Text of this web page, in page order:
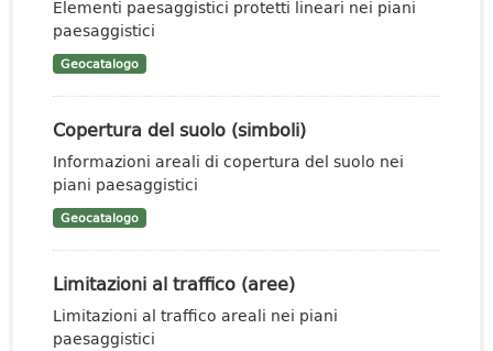
Elementi paesaggistici protetti lineari nei piani
paesaggistici
Geocatalogo
Copertura del suolo (simboli)
Informazioni areali di copertura del suolo nei
piani paesaggistici
Geocatalogo
Limitazioni al traffico (aree)
Limitazioni al traffico areali nei piani
paesaggistici